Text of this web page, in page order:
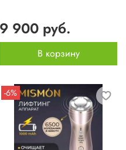
9 900 руб.
В корзину
-6%